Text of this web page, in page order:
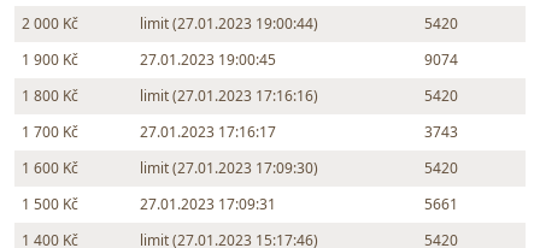
2 000 Kč
limit (27.01.2023 19:00:44)
5420
1 900 Kč
27.01.2023 19:00:45
9074
1 800 Kč
limit (27.01.2023 17:16:16)
5420
1 700 Kč
27.01.2023 17:16:17
3743
1 600 Kč
limit (27.01.2023 17:09:30)
5420
1 500 Kč
27.01.2023 17:09:31
5661
1 400 Kč
limit (27.01.2023 15:17:46) 5420